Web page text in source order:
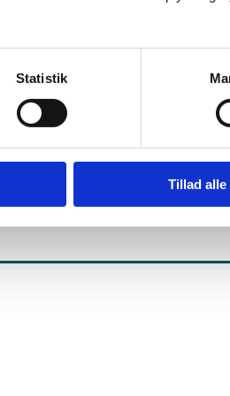
Statistik
Tillad alle
finde links til udmeldingen af de
retninger under igu
fagspecifikke retninger under igu